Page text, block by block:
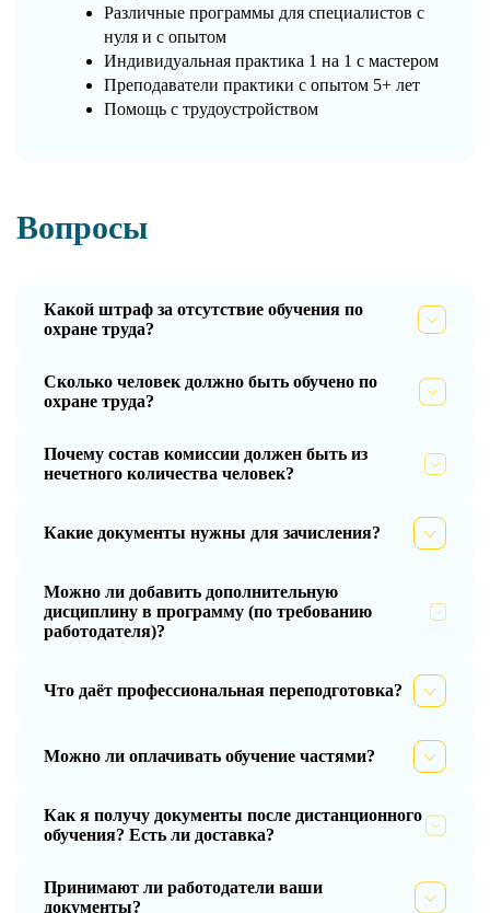
Различные программы для специалистов с
нуля и с опытом
Индивидуальная практика 1 на 1 с мастером
Преподаватели практики с опытом 5+ лет
Помощь с трудоустройством
Вопросы
Какой штраф за отсутствие обучения по
охране труда?
Сколько человек должно быть обучено по
охране труда?
Почему состав комиссии должен быть из
нечетного количества человек?
Какие документы нужны для зачисления?
Можно ли добавить дополнительную
дисциплину в программу (по требованию
работодателя)?
Что даёт профессиональная переподготовка?
Можно ли оплачивать обучение частями?
Как я получу документы после дистанционного
обучения? Есть ли доставка?
Принимают ли работодатели ваши
документы?